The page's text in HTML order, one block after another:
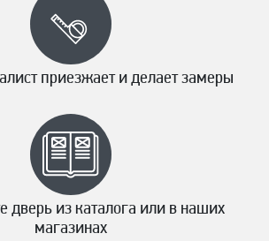
приезжает и делает замеры
дверь из каталога или в наших
магазинах